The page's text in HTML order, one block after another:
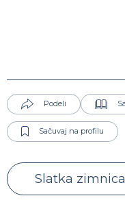
Podeli
Sačuvaj na profilu
Slatka zimnica